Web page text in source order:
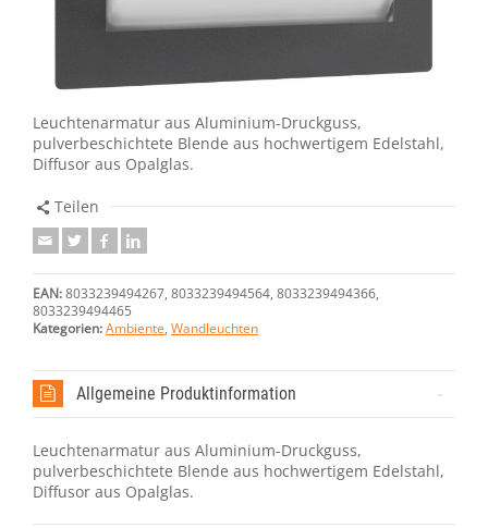
Leuchtenarmatur aus Aluminium-Druckguss,
pulverbeschichtete Blende aus hochwertigem Edelstahl,
Diffusor aus Opalglas.
Teilen
EAN: 8033239494267, 8033239494564, 8033239494366,
8033239494465
Kategorien: Ambiente Wandleuchten
Allgemeine Produktinformation
Leuchtenarmatur aus Aluminium-Druckguss,
pulverbeschichtete Blende aus hochwertigem Edelstahl,
Diffusor aus Opalglas.